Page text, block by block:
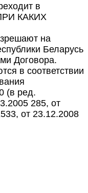
в
КАКИХ
на
Беларусь
Договора.
в соответствии
(в ред.
285, от
от 23.12.2008